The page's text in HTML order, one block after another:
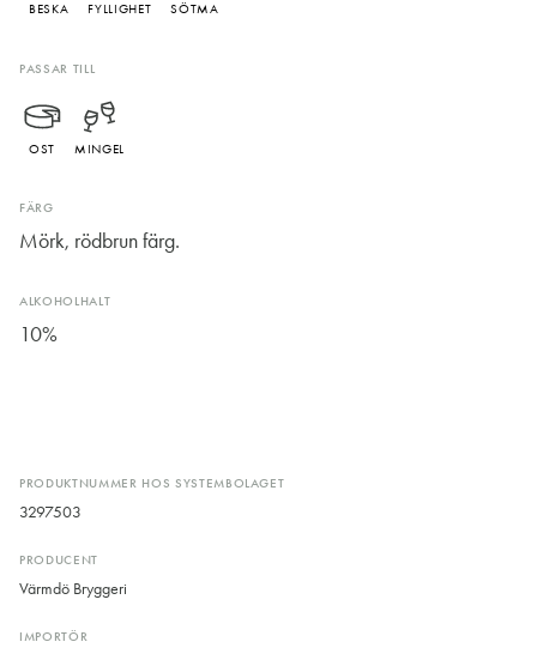
PRODUKTNUMMER HOS SYSTEMBOLAGET
3297503
PRODUCENT
Värmdö Bryggeri
IMPORTÖR
BESKA FYLLIGHET SÖTMA
PASSAR TILL
OST MINGEL
FÄRG
Mörk, rödbrun färg.
ALKOHOLHALT
10%